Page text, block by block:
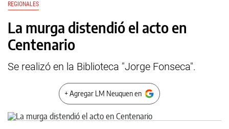
REGIONALES
La murga distendió el acto en
Centenario
Se realizó en la Biblioteca "Jorge Fonseca".
+ Agregar LM Neuquen en